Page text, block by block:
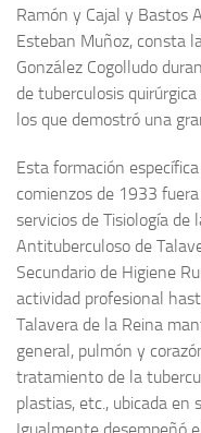
Ramón y Cajal y Bastos
Esteban Muñoz, consta
González Cogolludo
de tuberculosis
los que demostró una
Esta formación
comienzos de 1933
servicios de Tisiología de
Antituberculoso de
Secundario de Higiene
actividad profesional
Talavera de la Reina
general, pulmón y
tratamiento de la
plastias, etc., ubicada en